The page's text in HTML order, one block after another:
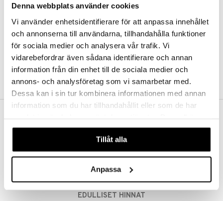
Denna webbplats använder cookies
Vi använder enhetsidentifierare för att anpassa innehållet
och annonserna till användarna, tillhandahålla funktioner
för sociala medier och analysera vår trafik. Vi
vidarebefordrar även sådana identifierare och annan
information från din enhet till de sociala medier och
annons- och analysföretag som vi samarbetar med.
Dessa kan i sin tur kombinera informationen med annan
information som du har tillhandahållit eller som de har
våra cookies vid fortsatt användande av vår webbplats.
Tillåt alla
Anpassa
Kestotilaus
Arvostele tuotteita
Toivelistat
LUO ASIAKAS
Aina maksuton vaihtoehto, huolimatta siitä ostatko yksittäisen
tuotteen tai koko tilauksellesi joka ylittää 50 €.
NOPEAT TOIMITUKSET
Ennen kello 13.00 tehdyt tilaukset lähetetään normaalisti samana
EDULLISET HINNAT